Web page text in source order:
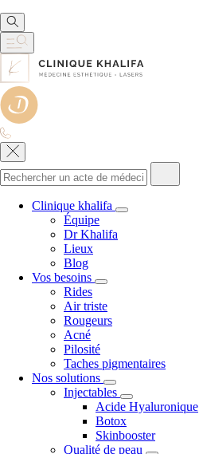
Clinique khalifa
Équipe
Dr Khalifa
Lieux
Blog
Vos besoins
Rides
Air triste
Rougeurs
Acné
Pilosité
Taches pigmentaires
Nos solutions
Injectables
Acide Hyaluronique
Botox
Skinbooster
Qualité de peau